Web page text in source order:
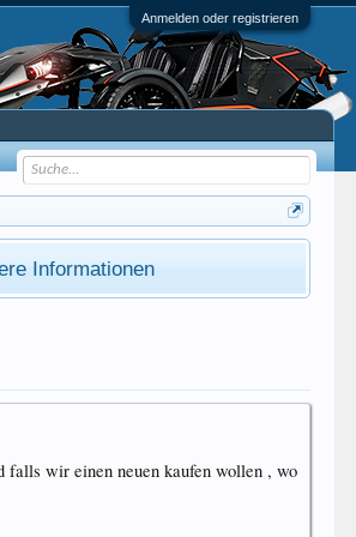
Anmelden oder registrieren
Informationen
falls wir einen neuen kaufen wollen , wo